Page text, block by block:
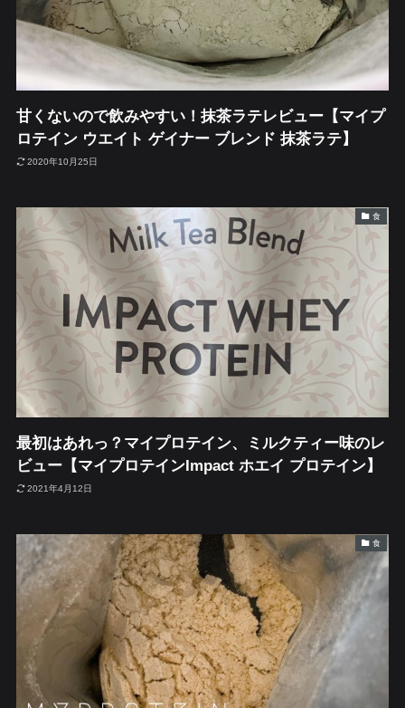
甘くないので飲みやすい！抹茶ラテレビュー【マイプ
ロテイン ウエイト ゲイナー ブレンド 抹茶ラテ】
2020年10月25日
食
最初はあれっ？マイプロテイン、ミルクティー味のレ
ビュー【マイプロテインImpact ホエイ プロテイン】
2021年4月12日
食